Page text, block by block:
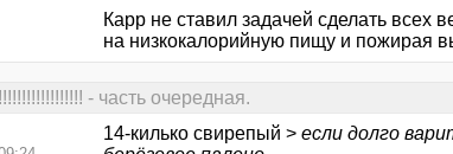
Карр не ставил задачей сделать всех
на низкокалорийную пищу и пожирая
- часть очередная.
14-килько свирепый > если долго